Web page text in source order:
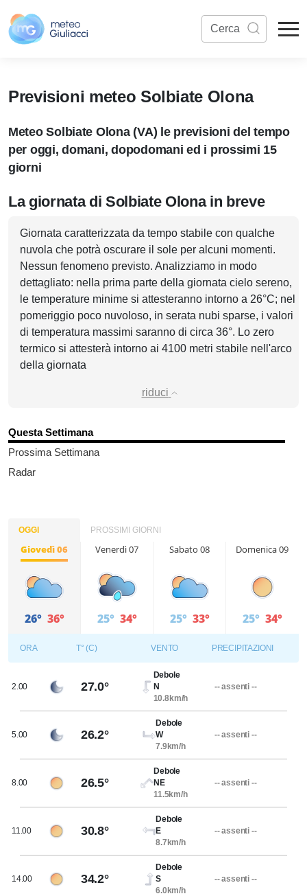
Previsioni meteo Solbiate Olona
Meteo Solbiate Olona (VA) le previsioni del tempo
per oggi, domani, dopodomani ed i prossimi 15
giorni
La giornata di Solbiate Olona in breve
Giornata caratterizzata da tempo stabile con qualche
nuvola che potrà oscurare il sole per alcuni momenti.
Nessun fenomeno previsto. Analizziamo in modo
dettagliato: nella prima parte della giornata cielo sereno,
le temperature minime si attesteranno intorno a 26°C; nel
pomeriggio poco nuvoloso, in serata nubi sparse, i valori
di temperatura massimi saranno di circa 36°. Lo zero
termico si attesterà intorno ai 4100 metri stabile nell'arco
della giornata
riduci
Questa Settimana
Prossima Settimana
Radar
OGGI PROSSIMI GIORNI
Giovedì 06
26° 36°
Venerdì 07
25° 34°
Sabato 08
25° 33°
Domenica 09
25° 34°
ORA T° (C) VENTO PRECIPITAZIONI
2.00 27.0°
Debole
N
10.8km/h
-- assenti --
5.00 26.2°
Debole
W
7.9km/h
-- assenti --
8.00 26.5°
Debole
NE
11.5km/h
-- assenti --
11.00 30.8°
Debole
E
8.7km/h
-- assenti --
14.00 34.2°
Debole
S
6.0km/h
-- assenti --